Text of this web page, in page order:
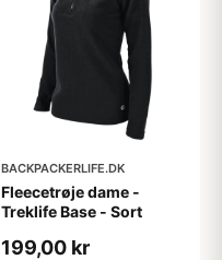
BACKPACKERLIFE.DK
Fleecetrøje dame -
Treklife Base - Sort
199,00 kr